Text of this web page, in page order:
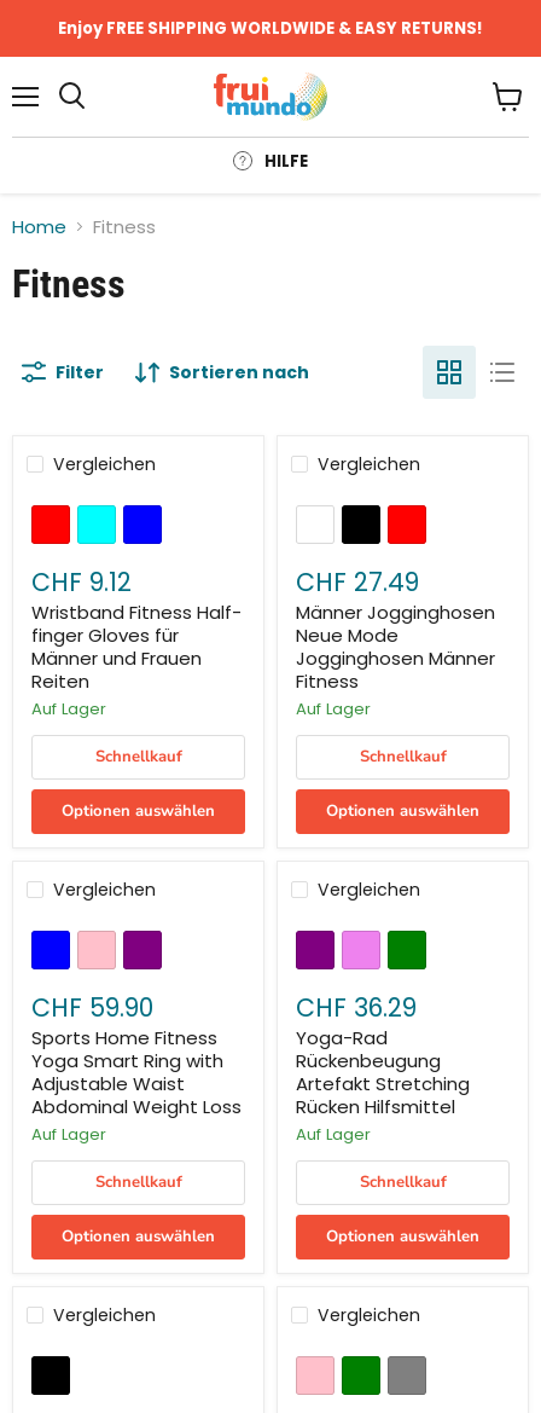
Enjoy FREE SHIPPING WORLDWIDE & EASY RETURNS!
HILFE
Home Fitness
Fitness
Filter Sortieren nach
Vergleichen
CHF 9.12
Wristband Fitness Half-
finger Gloves für
Männer und Frauen
Reiten
Auf Lager
Schnellkauf
Optionen auswählen
Vergleichen
CHF 27.49
Männer Jogginghosen
Neue Mode
Jogginghosen Männer
Fitness
Auf Lager
Schnellkauf
Optionen auswählen
Vergleichen
CHF 59.90
Sports Home Fitness
Yoga Smart Ring with
Adjustable Waist
Abdominal Weight Loss
Auf Lager
Schnellkauf
Optionen auswählen
Vergleichen
CHF 36.29
Yoga-Rad
Rückenbeugung
Artefakt Stretching
Rücken Hilfsmittel
Auf Lager
Schnellkauf
Optionen auswählen
Vergleichen Vergleichen